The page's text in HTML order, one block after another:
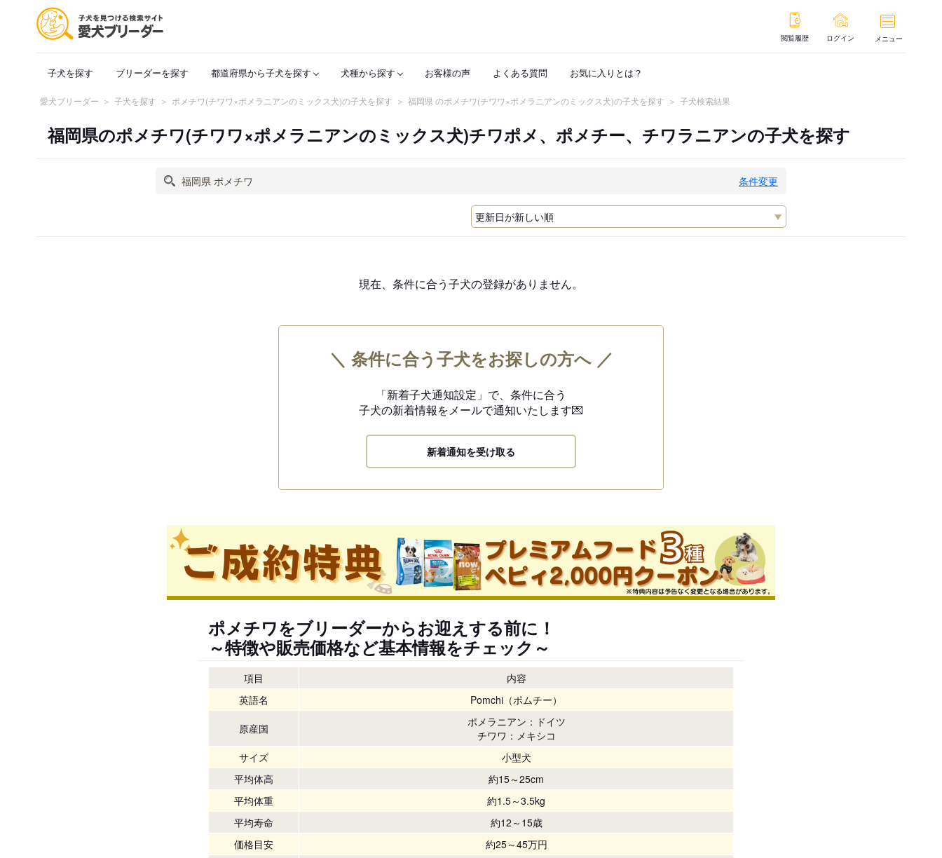
閲覧履歴 ログイン メニュー
子犬を探す ブリーダーを探す 都道府県から子犬を探す 犬種から探す お客様の声 よくある質問 お気に入りとは？
愛犬ブリーダー 子犬を探す ポメチワ(チワワ×ポメラニアンのミックス犬)の子犬を探す 福岡県 のポメチワ(チワワ×ポメラニアンのミックス犬)の子犬を探す 子犬検索結果
福岡県のポメチワ(チワワ×ポメラニアンのミックス犬)チワポメ、ポメチー、チワラニアンの子犬を探す
条件変更
現在、条件に合う子犬の登録がありません。
＼ 条件に合う子犬をお探しの方へ ／
「新着子犬通知設定」で、 条件に合う
子犬の新着情報をメールで通知いたします💌
新着通知を受け取る
ポメチワをブリーダーからお迎えする前に！
～特徴や販売価格など基本情報をチェック～
項目
内容
英語名
Pomchi（ポムチー）
原産国
ポメラニアン：ドイツ
チワワ：メキシコ
サイズ
小型犬
平均体高
約15～25cm
平均体重
約1.5～3.5kg
平均寿命
約12～15歳
価格目安
約25～45万円